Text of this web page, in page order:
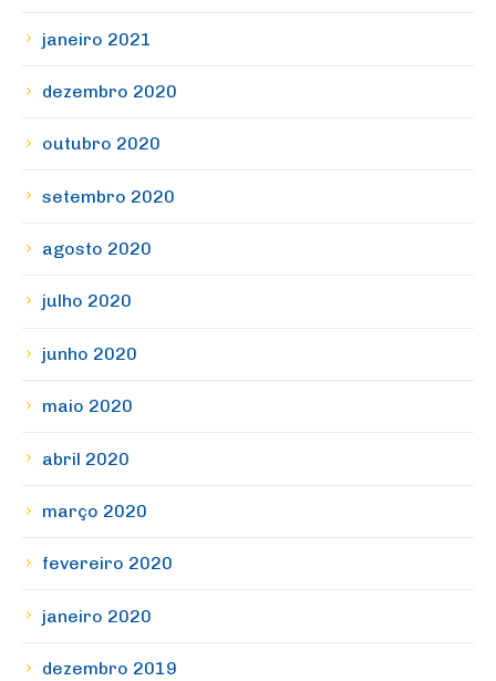
janeiro 2021
dezembro 2020
outubro 2020
setembro 2020
agosto 2020
julho 2020
junho 2020
maio 2020
abril 2020
março 2020
fevereiro 2020
janeiro 2020
dezembro 2019